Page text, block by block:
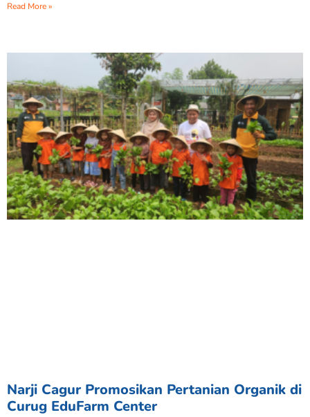
Read More »
Narji Cagur Promosikan Pertanian Organik di
Curug EduFarm Center